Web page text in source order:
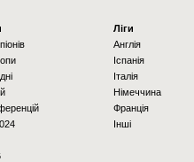
Ліги
Англія
Іспанія
Італія
Німеччина
Франція
Інші